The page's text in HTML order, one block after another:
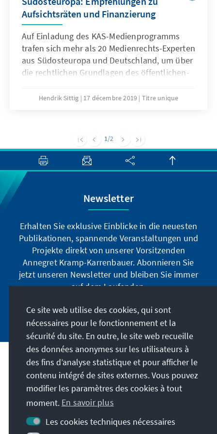
Aufsichtsräten und Finanzierung
Auf Einladung des KAS-Medienprogramms
trafen sich mehr als 20 Medienrechts-Experten
aus Südosteuropa und Deutschland, um über
die rechtlichen Grundlagen des öffentlichen-
In einem Workshop erarbeiteten sie am 8.
perspektivisch besseren Finanzierung des
ÖRR dienen sollen. Das KAS-
Medienprogramm möchte damit und mit
seinen weiteren Projekten einen Impuls für
mögliche Reformen der öffentlich-rechtlichen
Rundfunksysteme in Südosteuropa geben.
Hendrik Sittig 17 décembre 2019 Titre unique
1/2
Newsletter
Erhalten Sie exklusive Einblicke in die neuesten
Publikationen, spannende Veranstaltungen und
Projekte direkt von unserer Vorsitzenden
Annegret Kramp-Karrenbauer. Abonnieren Sie
jetzt unseren Newsletter und bleiben Sie immer
auf dem Laufenden.
Jetzt abonnieren
Notre mission
Contact
Autres offres de la fondation
Ce site web utilise des cookies, qui sont
nécessaires pour le fonctionnement et la
sécurité du site. En outre, le site web recueille
des données anonymes sur les utilisateurs à
des fins d’analyse statistique et pour afficher le
contenu intégré de sites externes. Vous pouvez
modifier les paramètres des cookies à tout
moment. En savoir plus
Les cookies techniques nécessaires